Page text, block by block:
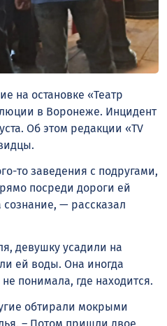
на остановке «Театр
в Воронеже. Инцидент
Об этом редакции «TV
то заведения с подругами,
посреди дороги ей
сознание, — рассказал
девушку усадили на
ей воды. Она иногда
понимала, где находится.
обтирали мокрыми